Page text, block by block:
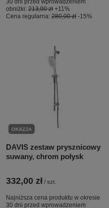
30 dni przed wprowadzeniem
obniżki: 213,00 zł +11%
Cena regularna: 280,00 zł -15%
OKAZJA
DAVIS zestaw prysznicowy
suwany, chrom połysk
332,00 zł / szt.
Najniższa cena produktu w okresie
30 dni przed wprowadzeniem